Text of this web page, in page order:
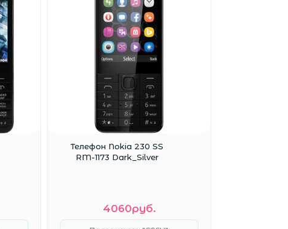
Телефон Nokia 230 SS
RM-1173 Dark_Silver
4060руб.